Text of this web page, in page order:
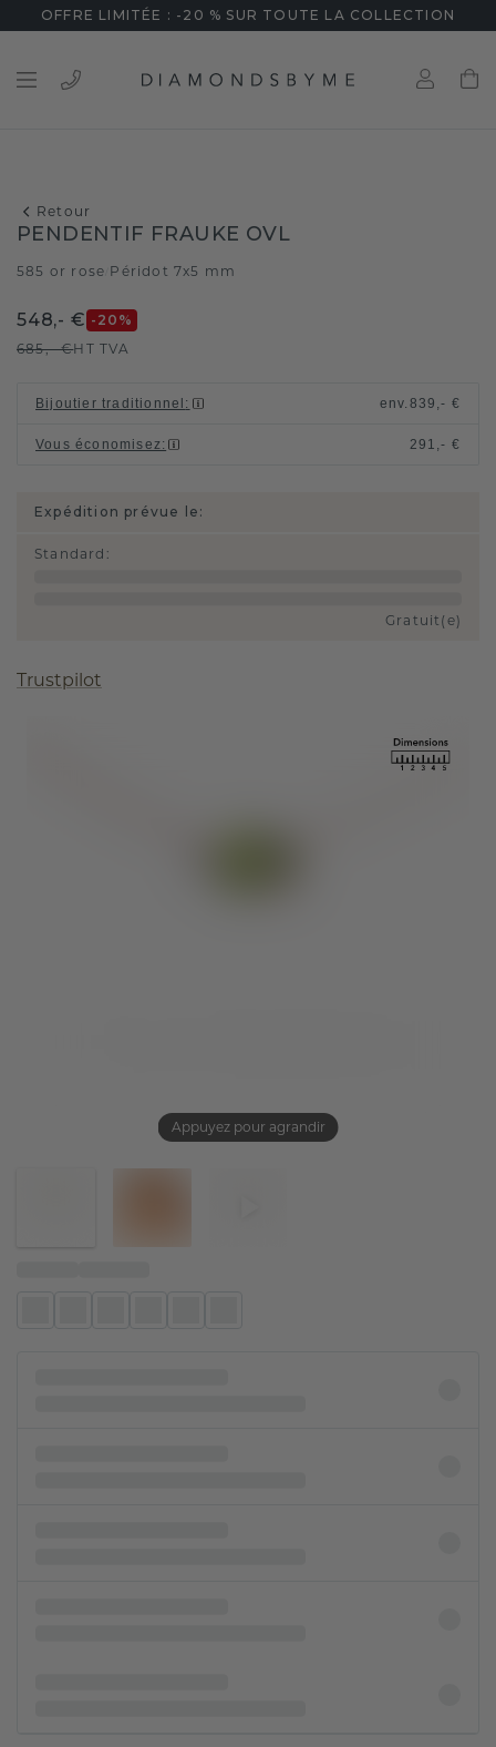
OFFRE LIMITÉE : -20 % SUR TOUTE LA COLLECTION
Retour
Appuyez pour agrandir
PENDENTIF FRAUKE OVL
585 or rose Péridot 7x5 mm
548,- € -20 %
685,- €HT TVA
Bijoutier traditionnel : env. 839,- €
Vous économisez: 291,- €
Expédition prévue le:
Standard :
Gratuit(e)
Trustpilot